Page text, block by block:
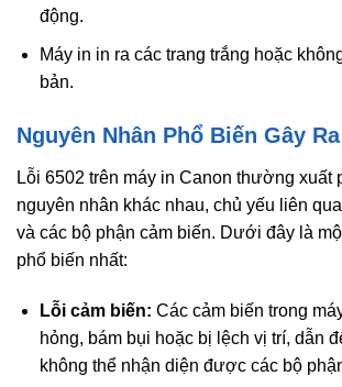
động.
Máy in in ra các trang trắng hoặc
bản.
Nguyên Nhân Phổ Biến Gây
Lỗi 6502 trên máy in Canon thường xuất
nguyên nhân khác nhau, chủ yếu liên
và các bộ phận cảm biến. Dưới đây là
phổ biến nhất:
Lỗi cảm biến: Các cảm biến trong
hỏng, bám bụi hoặc bị lệch vị trí, dẫn
không thể nhận diện được các bộ